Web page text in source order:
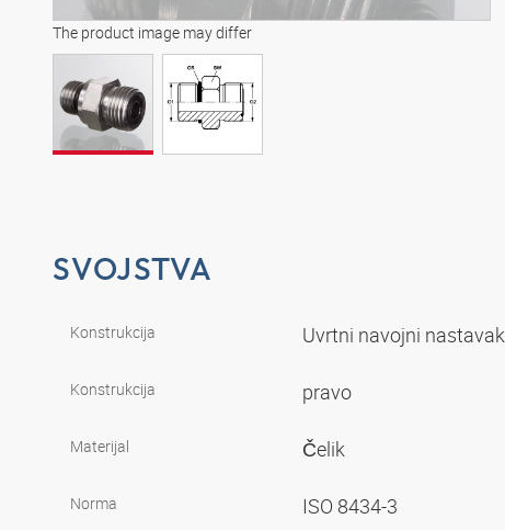
The product image may differ
SVOJSTVA
Konstrukcija Uvrtni navojni nastavak
Konstrukcija pravo
Materijal Čelik
Norma ISO 8434-3